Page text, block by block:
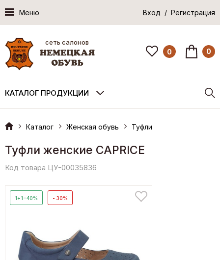
Меню Вход / Регистрация
сеть салонов
0 0
КАТАЛОГ ПРОДУКЦИИ
Каталог Женская обувь Туфли
Туфли женские CAPRICE
Код товара ЦУ-00035836
1+1=40% - 30%